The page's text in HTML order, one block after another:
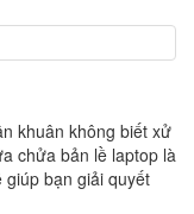
khuân không biết xử
chửa bản lề laptop là
bạn giải quyết